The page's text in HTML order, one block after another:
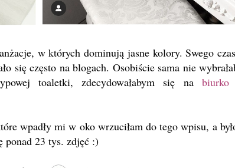
w których dominują jasne kolory. Swego
się często na blogach. Osobiście sama nie
toaletki, zdecydowałabym się na
wpadły mi w oko wrzuciłam do tego wpisu, a
ponad 23 tys. zdjęć :)